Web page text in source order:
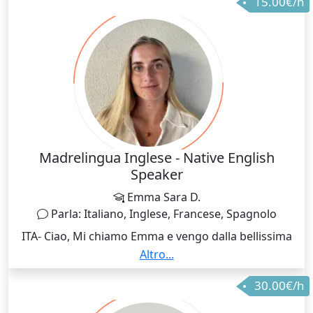
Madrelingua Inglese - Native English
Speaker
Emma Sara D.
Parla: Italiano, Inglese, Francese, Spagnolo
ITA- Ciao, Mi chiamo Emma e vengo dalla bellissima
Inghilterra, vicino a Brighton. Sono laureata in
Scienze Politiche alla London University e lavoro nel
settore umanitario. Ho vissuto e viaggiato in Medio
Oriente e in Africa e conosco la sfida e l'importanza di
Altro...
30.00€/h